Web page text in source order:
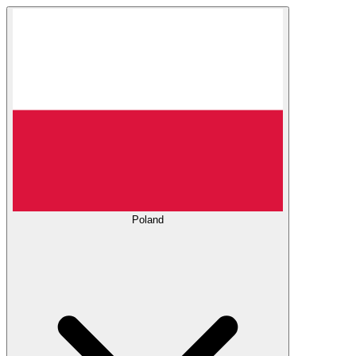
Poland